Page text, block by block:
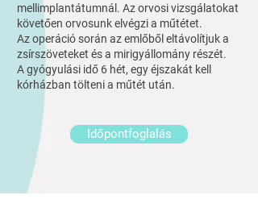
mellimplantátumnál. Az orvosi vizsgálatokat
követően orvosunk elvégzi a műtétet.
Az operáció során az emlőből eltávolítjuk a
zsírszöveteket és a mirigyállomány részét.
A gyógyulási idő 6 hét, egy éjszakát kell
kórházban tölteni a műtét után.
Időpontfoglalás